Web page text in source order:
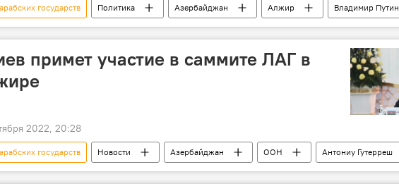
государств Политика Азербайджан Алжир
Владимир Путин
примет участие в саммите ЛАГ в
2022, 20:28
государств Новости Азербайджан ООН
Антониу Гутерреш
Алиев
саммит Алжир Украина